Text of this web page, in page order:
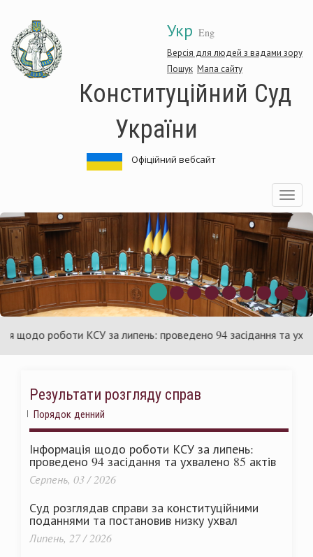
основного
матеріалу
Укр Eng
Версія для людей з вадами зору
Пошук Мапа сайту
Конституційний Суд
України
Офіційний вебсайт
Toggle
роботи КСУ за липень: проведено 94 засідання та
Результати розгляду справ
Порядок денний
Інформація щодо роботи КСУ за липень:
проведено 94 засідання та ухвалено 85 актів
Серпень, 03 / 2026
Суд розглядав справи за конституційними
поданнями та постановив низку ухвал
Липень, 27 / 2026